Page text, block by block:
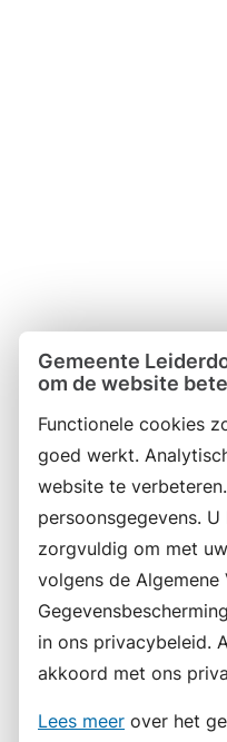
Gemeente
om de website
Functionele cookies
goed werkt.
website te
persoonsgegevens.
zorgvuldig om met
volgens de Algemene
in ons privacybeleid.
akkoord met ons
Lees meer over het